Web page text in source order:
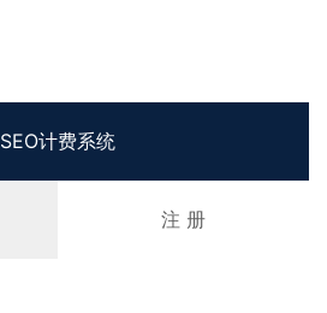
SEO计费系统
注 册